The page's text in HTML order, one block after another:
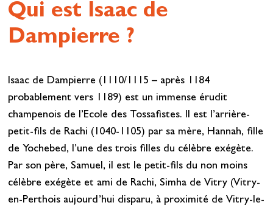
Qui est Isaac de
Dampierre ?
Isaac de Dampierre (1110/1115 – après 1184
probablement vers 1189) est un immense érudit
champenois de l’Ecole des Tossafistes. Il est l’arrière-
petit-fils de Rachi (1040-1105) par sa mère, Hannah, fille
de Yochebed, l’une des trois filles du célèbre exégète.
Par son père, Samuel, il est le petit-fils du non moins
célèbre exégète et ami de Rachi, Simha de Vitry (Vitry-
en-Perthois aujourd’hui disparu, à proximité de Vitry-le-